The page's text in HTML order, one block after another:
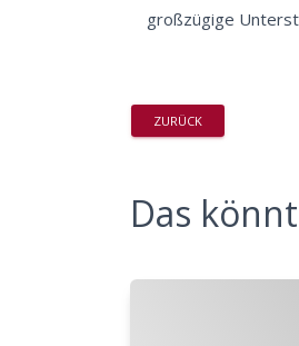
großzügige
ZURÜCK
Das